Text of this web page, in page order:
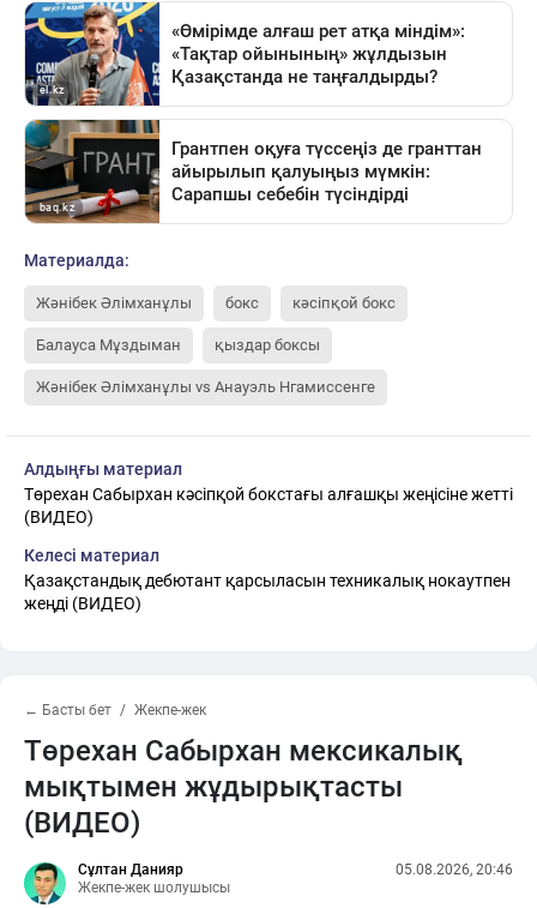
Материалда:
Жәнібек Әлімханұлы бокс кәсіпқой бокс
Балауса Мұздыман қыздар боксы
Жәнібек Әлімханұлы vs Анауэль Нгамиссенге
Алдыңғы материал
Төрехан Сабырхан кәсіпқой бокстағы алғашқы жеңісіне жетті
(ВИДЕО)
Келесі материал
Қазақстандық дебютант қарсыласын техникалық нокаутпен
жеңді (ВИДЕО)
← Басты бет Жекпе-жек
Төрехан Сабырхан мексикалық
мықтымен жұдырықтасты
(ВИДЕО)
Сұлтан Данияр
Жекпе-жек шолушысы
05.08.2026, 20:46